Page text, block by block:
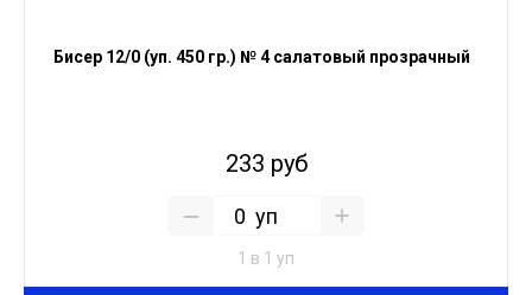
Бисер 12/0 (уп. 450 гр.) № 4 салатовый прозрачный
233 руб
уп
1 в 1 уп